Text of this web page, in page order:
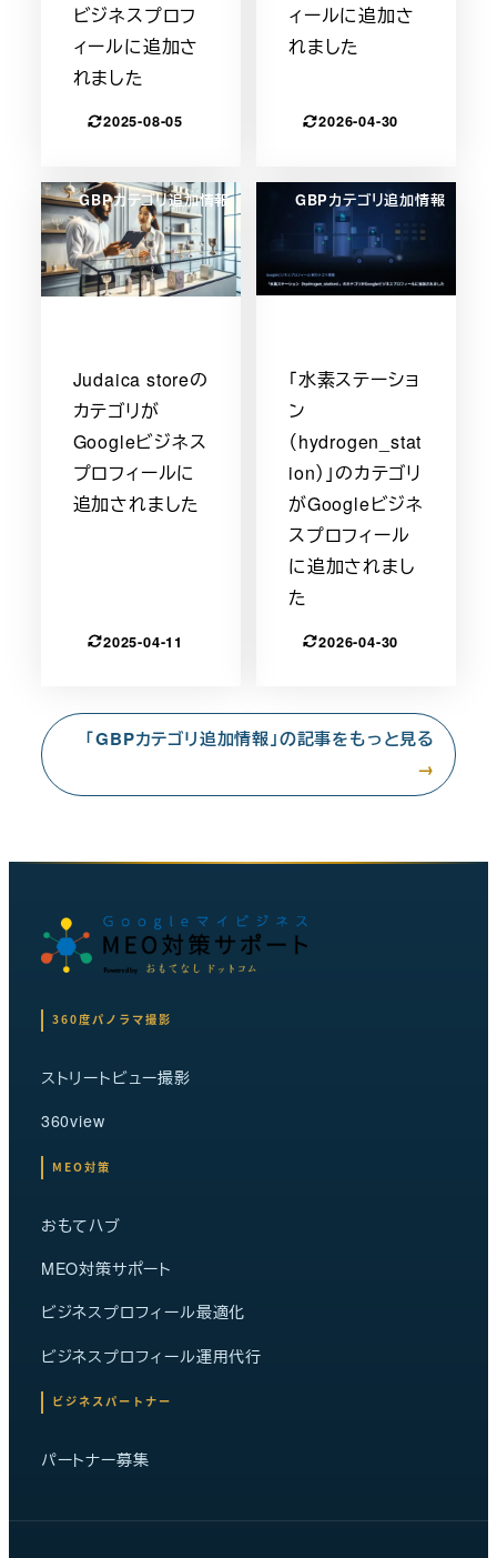
ビジネスプロフ
ィールに追加さ
れました
2025-08-05
ィールに追加さ
れました
2026-04-30
GBPカテゴリ追加情報
Judaica storeの
カテゴリが
Googleビジネス
プロフィールに
追加されました
2025-04-11
GBPカテゴリ追加情報
「水素ステーショ
ン
（hydrogen_stat
ion）」のカテゴリ
がGoogleビジネ
スプロフィール
に追加されまし
た
2026-04-30
「GBPカテゴリ追加情報」の記事をもっと見る
→
360度パノラマ撮影
ストリートビュー撮影
360view
MEO対策
おもてハブ
MEO対策サポート
ビジネスプロフィール最適化
ビジネスプロフィール運用代行
ビジネスパートナー
パートナー募集